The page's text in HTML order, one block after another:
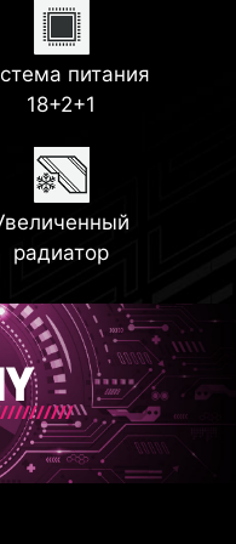
питания
18+2+1
радиатор
PCI-E 4.0 M.2
PCIe Release